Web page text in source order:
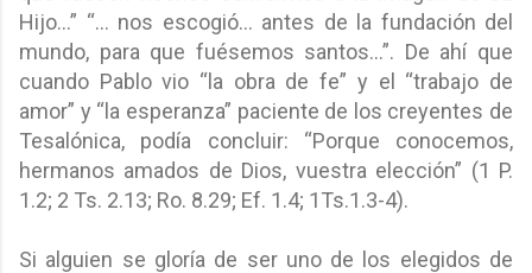
Hijo…” “… nos escogió… antes de la fundación del
mundo, para que fuésemos santos…”. De ahí que
cuando Pablo vio “la obra de fe” y el “trabajo de
amor” y “la esperanza” paciente de los creyentes de
Tesalónica, podía concluir: “Porque conocemos,
hermanos amados de Dios, vuestra elección” (1 P.
1.2; 2 Ts. 2.13; Ro. 8.29; Ef. 1.4; 1Ts.1.3-4).
Si alguien se gloría de ser uno de los elegidos de